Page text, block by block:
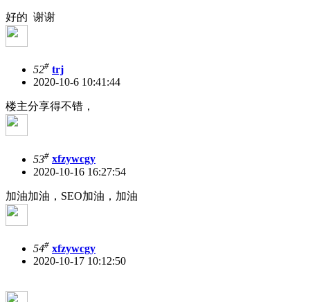
好的 谢谢
52# trj
2020-10-6 10:41:44
楼主分享得不错，
53# xfzywcgy
2020-10-16 16:27:54
加油加油，SEO加油，加油
54# xfzywcgy
2020-10-17 10:12:50